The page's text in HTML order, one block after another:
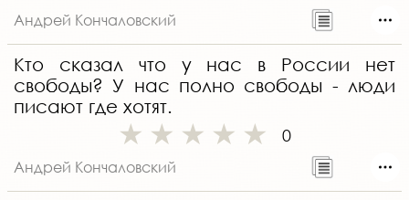
Андрей Кончаловский
Кто сказал что у нас в России нет
свободы? У нас полно свободы - люди
писают где хотят.
0
Андрей Кончаловский